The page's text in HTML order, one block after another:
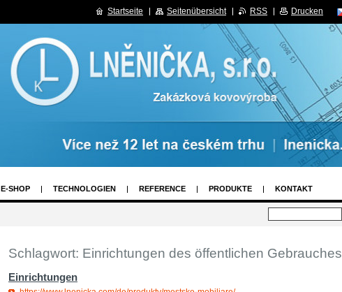
E-SHOP TECHNOLOGIEN REFERENCE PRODUKTE KONTAKT
Schlagwort: Einrichtungen des öffentlichen Gebrauches
Einrichtungen
Startseite Seitenübersicht RSS Drucken